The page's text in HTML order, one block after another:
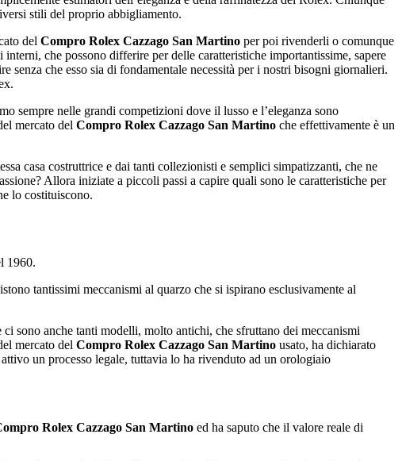
stili del proprio abbigliamento.
del Compro Rolex Cazzago San Martino per poi rivenderli o comunque
che possono differire per delle caratteristiche importantissime, sapere
senza che esso sia di fondamentale necessità per i nostri bisogni giornalieri.
sempre nelle grandi competizioni dove il lusso e l’eleganza sono
mercato del Compro Rolex Cazzago San Martino che effettivamente è un
casa costruttrice e dai tanti collezionisti e semplici simpatizzanti, che ne
Allora iniziate a piccoli passi a capire quali sono le caratteristiche per
lo costituiscono.
1960.
tantissimi meccanismi al quarzo che si ispirano esclusivamente al
sono anche tanti modelli, molto antichi, che sfruttano dei meccanismi
mercato del Compro Rolex Cazzago San Martino usato, ha dichiarato
un processo legale, tuttavia lo ha rivenduto ad un orologiaio
Rolex Cazzago San Martino ed ha saputo che il valore reale di